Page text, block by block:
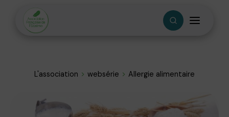
L'association websérie Allergie alimentaire